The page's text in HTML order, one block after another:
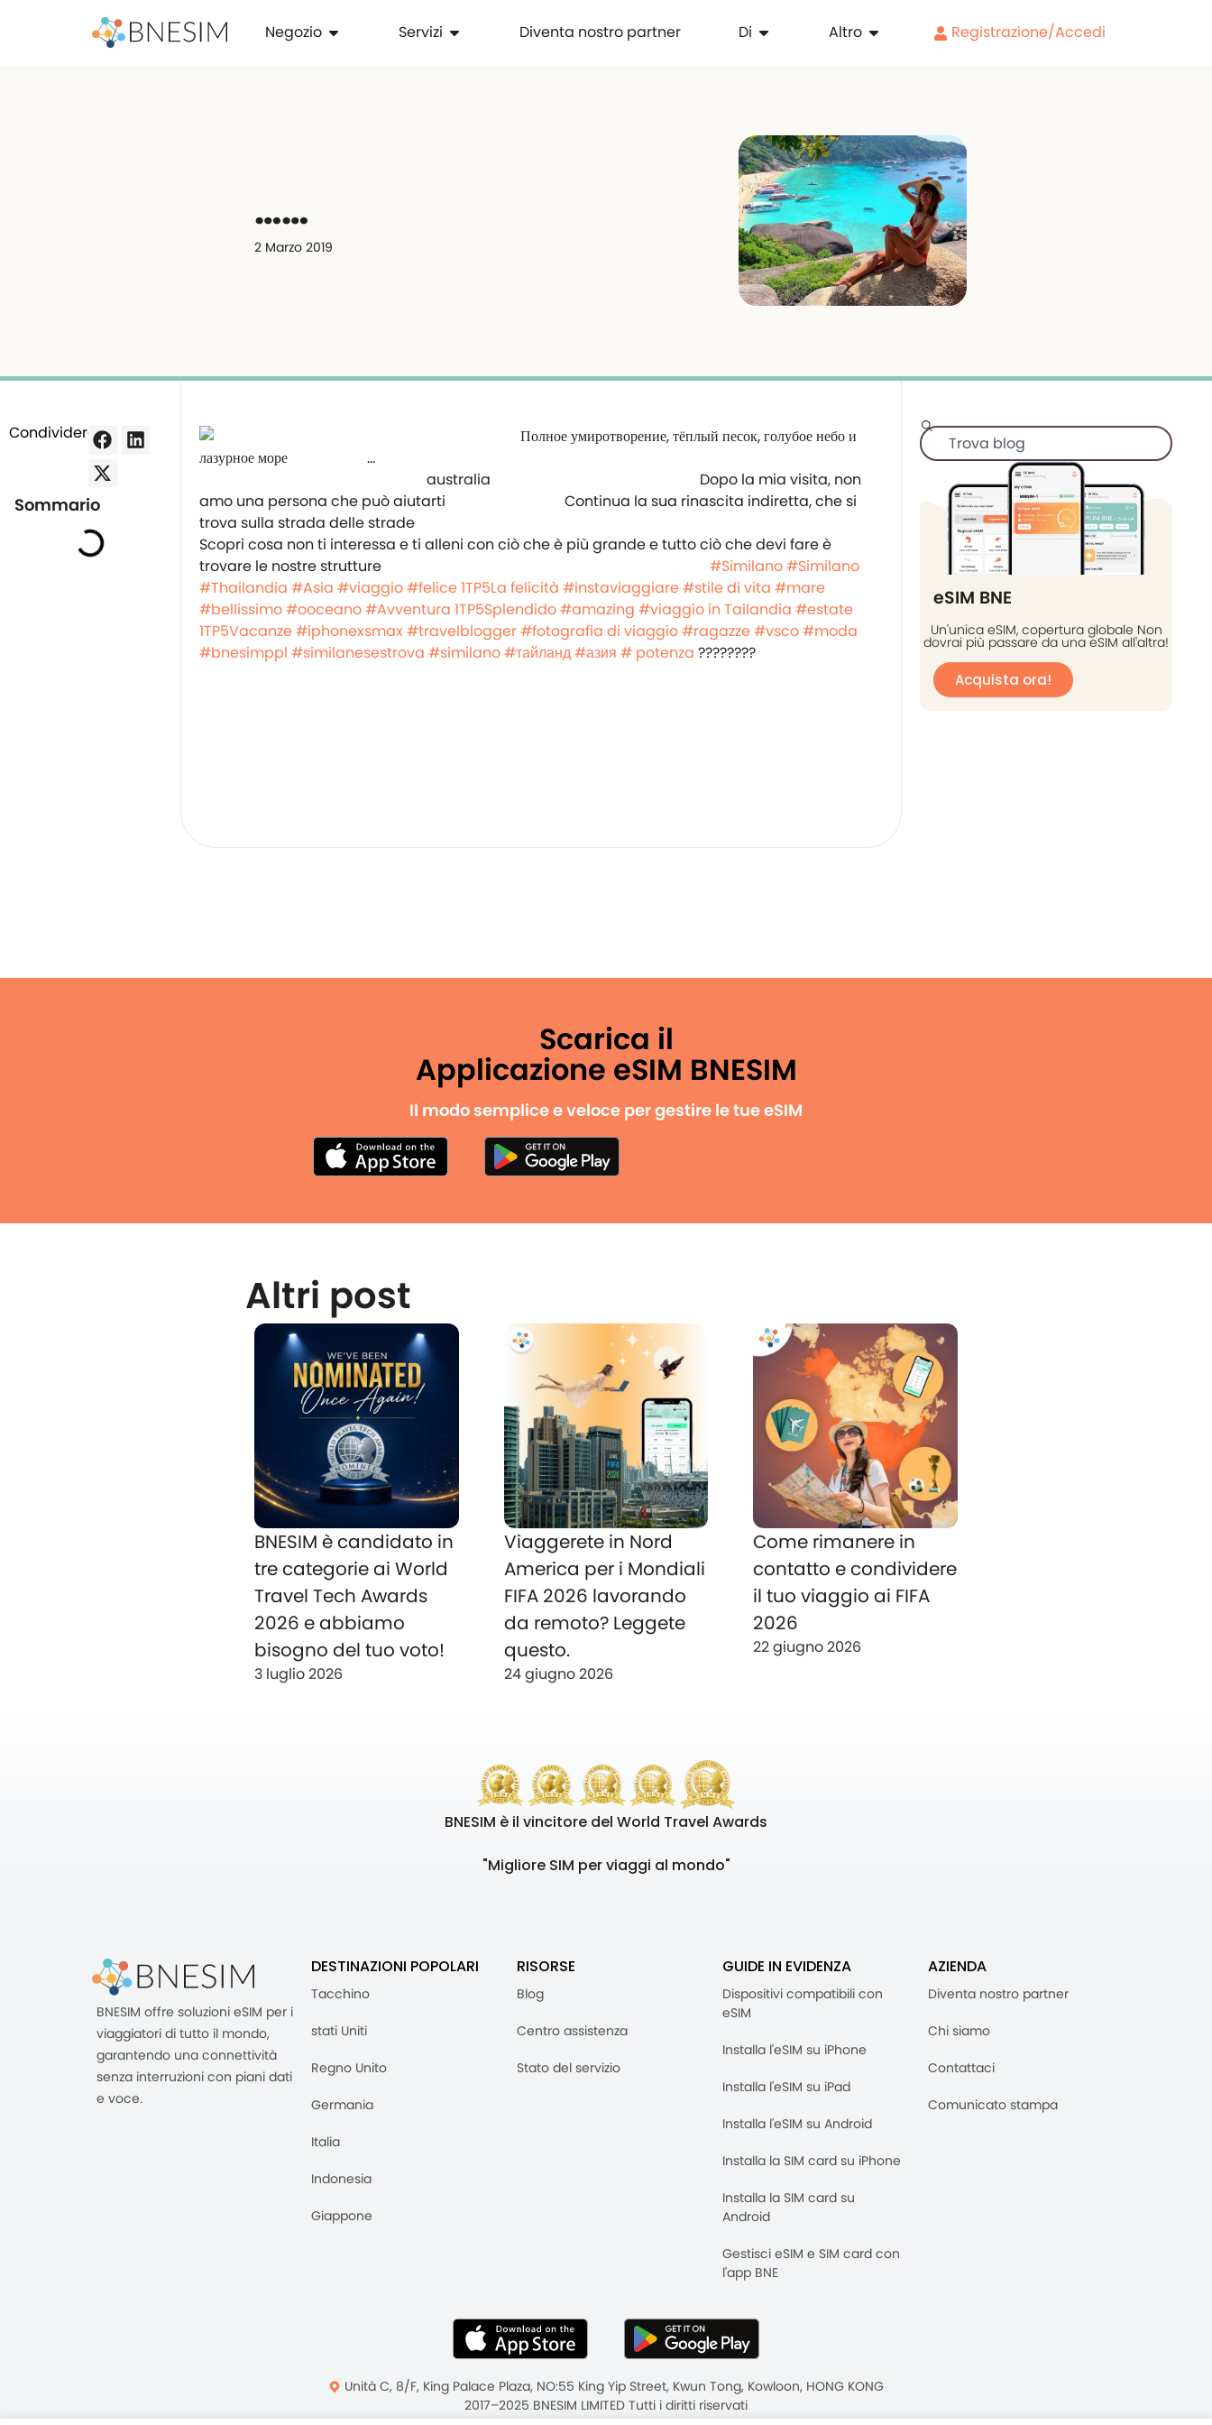
Negozio Servizi Diventa nostro partner Di Altro Registrazione/Accedi
……
2 Marzo 2019
Condividere:
Sommario
⠀⠀⠀⠀⠀⠀⠀ ⠀⠀⠀⠀⠀⠀⠀ ⠀⠀⠀⠀⠀⠀ australia ⠀⠀⠀⠀⠀⠀⠀ ⠀⠀⠀⠀⠀⠀ ⠀⠀⠀⠀⠀ Dopo la mia visita, non
amo una persona che può aiutarti ⠀⠀⠀⠀⠀⠀⠀ ⠀⠀⠀ Continua la sua rinascita indiretta, che si
trova sulla strada delle strade
Scopri cosa non ti interessa e ti alleni con ciò che è più grande e tutto ciò che devi fare è
trovare le nostre strutture ⠀ ⠀⠀⠀⠀⠀⠀ ⠀⠀⠀⠀⠀⠀ ⠀⠀⠀⠀⠀⠀⠀ ⠀ ⠀⠀⠀⠀⠀⠀⠀ #Similano#Similano
#Thailandia #Asia #viaggio#felice1TP5La felicità #instaviaggiare#stile di vita #mare
#bellissimo#ooceano#Avventura 1TP5Splendido#amazing #viaggio in Tailandia #estate
1TP5Vacanze#iphonexsmax#travelblogger#fotografia di viaggio#ragazze#vsco#moda
#bnesimppl #similanesestrova #similano#тайланд#азия # potenza ????????
eSIM BNE
Un'unica eSIM, copertura globale Non
dovrai più passare da una eSIM all'altra!
Acquista ora!
Scarica il
Applicazione eSIM BNESIM
Il modo semplice e veloce per gestire le tue eSIM
Altri post
BNESIM è candidato in
tre categorie ai World
Travel Tech Awards
2026 e abbiamo
bisogno del tuo voto!
3 luglio 2026
Viaggerete in Nord
America per i Mondiali
FIFA 2026 lavorando
da remoto? Leggete
questo.
24 giugno 2026
Come rimanere in
contatto e condividere
il tuo viaggio ai FIFA
2026
22 giugno 2026
BNESIM è il vincitore del World Travel Awards
"Migliore SIM per viaggi al mondo"
BNESIM offre soluzioni eSIM per i
viaggiatori di tutto il mondo,
garantendo una connettività
senza interruzioni con piani dati
e voce.
DESTINAZIONI POPOLARI
Tacchino
stati Uniti
Regno Unito
Germania
Italia
Indonesia
Giappone
RISORSE
Blog
Centro assistenza
Stato del servizio
GUIDE IN EVIDENZA
Dispositivi compatibili con
eSIM
Installa l'eSIM su iPhone
Installa l'eSIM su iPad
Installa l'eSIM su Android
Installa la SIM card su iPhone
Installa la SIM card su
Android
Gestisci eSIM e SIM card con
l'app BNE
AZIENDA
Diventa nostro partner
Chi siamo
Contattaci
Comunicato stampa
Unità C, 8/F, King Palace Plaza, NO:55 King Yip Street, Kwun Tong, Kowloon, HONG KONG
2017–2025 BNESIM LIMITED Tutti i diritti riservati